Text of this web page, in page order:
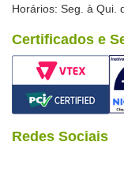
Horários: Seg. à Qui.
Certificados e
Redes Sociais